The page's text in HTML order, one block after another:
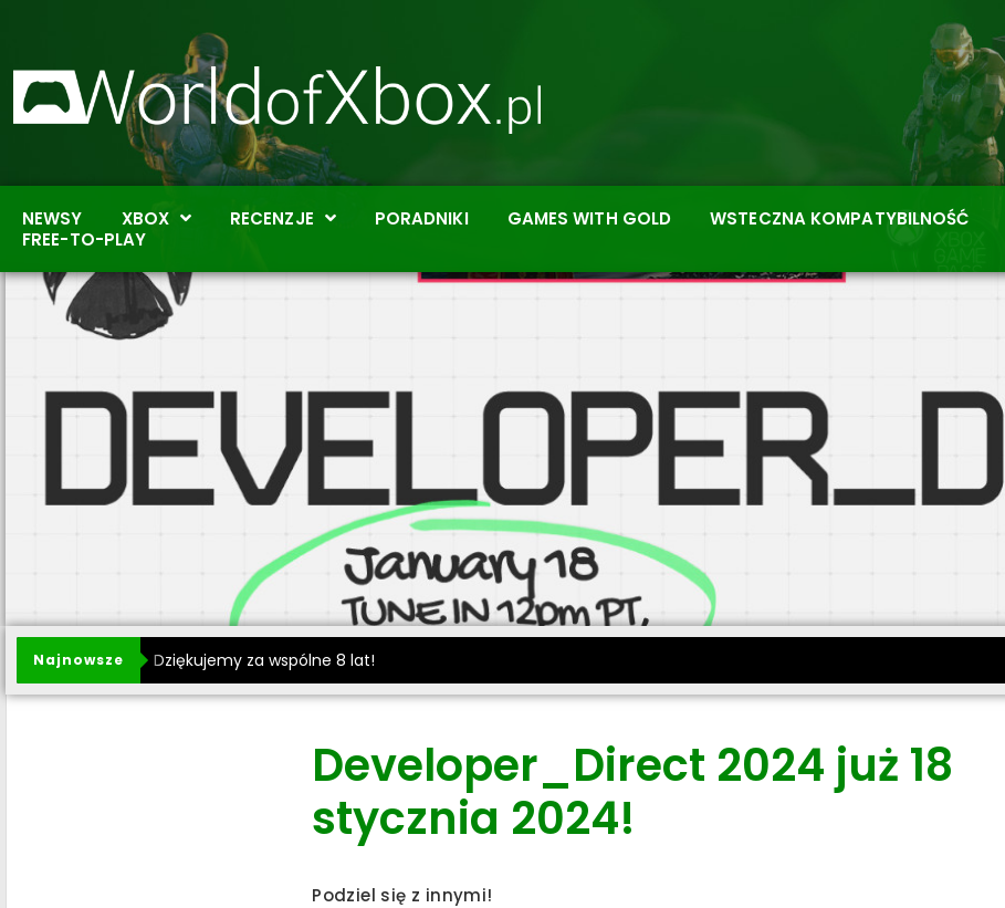
NEWSY XBOX RECENZJE PORADNIKI GAMES WITH GOLD WSTECZNA KOMPATYBILNOŚĆ
FREE-TO-PLAY
Najnowsze Dziękujemy za wspólne 8 lat!
Developer_Direct 2024 już 18
stycznia 2024!
Podziel się z innymi!